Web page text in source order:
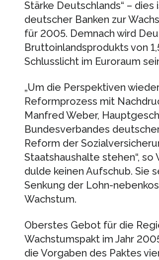
Stärke Deutschlands“ –
deutscher Banken zur
für 2005. Demnach wird
Bruttoinlandsprodukts von
Schlusslicht im Euroraum
„Um die Perspektiven
Reformprozess mit
Manfred Weber,
Bundesverbandes
Reform der
Staatshaushalte stehen“,
dulde keinen Aufschub. Sie
Senkung der Lohn-
Wachstum.
Oberstes Gebot für die
Wachstumspakt im Jahr
die Vorgaben des Paktes